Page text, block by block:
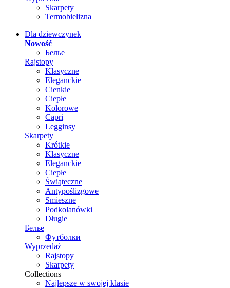
Skarpety
Termobielizna
Dla dziewczynek
Nowość
Белье
Rajstopy
Klasyczne
Eleganckie
Cienkie
Ciepłe
Kolorowe
Capri
Legginsy
Skarpety
Krótkie
Klasyczne
Eleganckie
Ciepłe
Świąteczne
Antypoślizgowe
Smieszne
Podkolanówki
Długie
Белье
Футболки
Wyprzedaż
Rajstopy
Skarpety
Collections
Najlepsze w swojej klasie